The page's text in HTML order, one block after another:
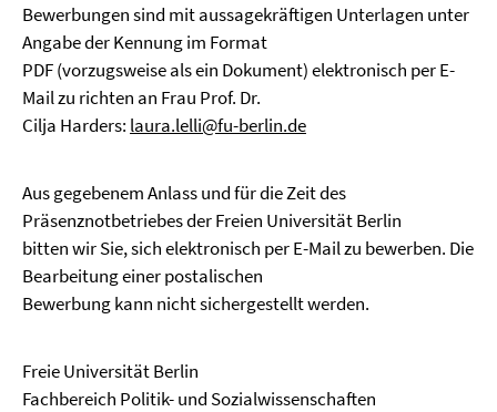
Bewerbungen sind mit aussagekräftigen Unterlagen unter
Angabe der Kennung im Format
PDF (vorzugsweise als ein Dokument) elektronisch per E-
Mail zu richten an Frau Prof. Dr.
Cilja Harders: laura.lelli@fu-berlin.de
Aus gegebenem Anlass und für die Zeit des
Präsenznotbetriebes der Freien Universität Berlin
bitten wir Sie, sich elektronisch per E-Mail zu bewerben. Die
Bearbeitung einer postalischen
Bewerbung kann nicht sichergestellt werden.
Freie Universität Berlin
Fachbereich Politik- und Sozialwissenschaften